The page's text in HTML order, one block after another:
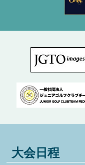
大会日程